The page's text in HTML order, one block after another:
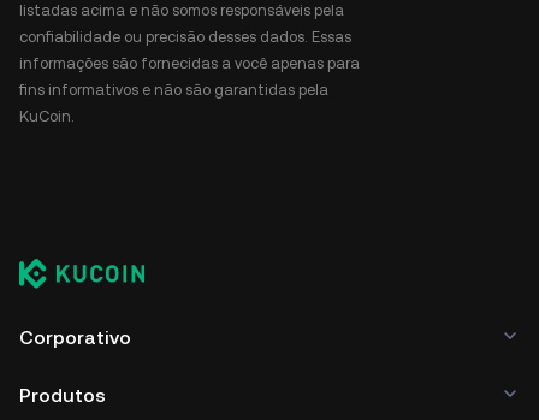
listadas acima e não somos responsáveis pela
confiabilidade ou precisão desses dados. Essas
informações são fornecidas a você apenas para
fins informativos e não são garantidas pela
KuCoin.
Corporativo
Produtos